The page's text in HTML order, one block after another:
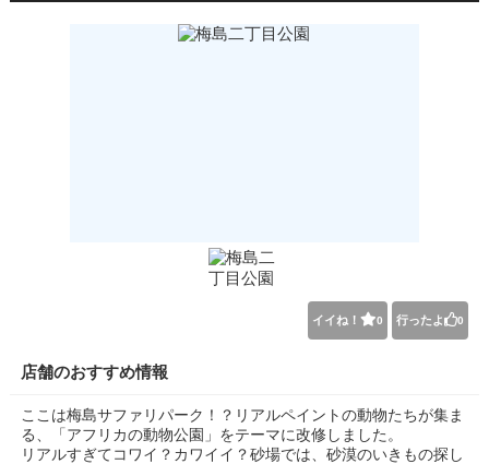
イイね！ 0 行ったよ 0
店舗のおすすめ情報
ここは梅島サファリパーク！？リアルペイントの動物たちが集ま
る、「アフリカの動物公園」をテーマに改修しました。
リアルすぎてコワイ？カワイイ？砂場では、砂漠のいきもの探し